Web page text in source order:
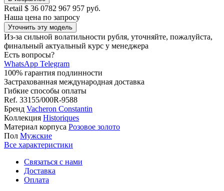
Retail $ 36 0782 967 957 руб.
Наша цена по запросу
Уточнить эту модель
Из-за сильной волатильности рубля, уточняйте, пожалуйста,
финальный актуальный курс у менеджера
Есть вопросы?
WhatsApp Telegram
100% гарантия подлинности
Застрахованная международная доставка
Гибкие способы оплаты
Ref. 33155/000R-9588
Бренд Vacheron Constantin
Коллекция Historiques
Материал корпуса Розовое золото
Пол Мужские
Все характеристики
Связаться с нами
Доставка
Оплата